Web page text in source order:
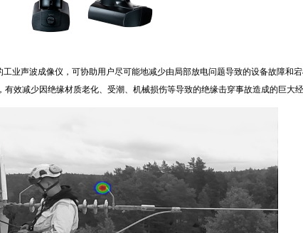
声波成像仪，可协助用户尽可能地减少由局部放电问题导致的设备故障和宕
效减少因绝缘材质老化、受潮、机械损伤等导致的绝缘击穿事故造成的巨大经